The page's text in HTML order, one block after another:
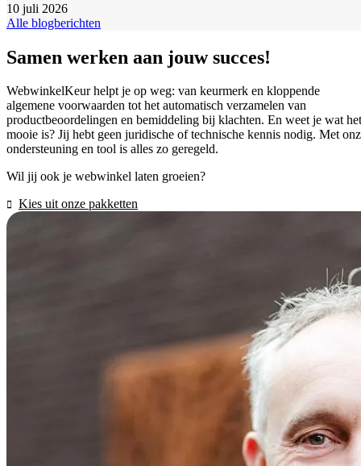
10 juli 2026
Alle blogberichten
Samen werken aan jouw succes!
WebwinkelKeur helpt je op weg: van keurmerk en kloppende
algemene voorwaarden tot het automatisch verzamelen van
productbeoordelingen en bemiddeling bij klachten. En weet je wat het
mooie is? Jij hebt geen juridische of technische kennis nodig. Met
ondersteuning en tool is alles zo geregeld.
Wil jij ook je webwinkel laten groeien?
Kies uit onze pakketten